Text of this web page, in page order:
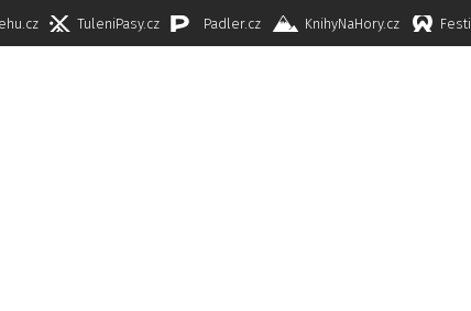
TuleniPasy.cz Padler.cz KnihyNaHory.cz